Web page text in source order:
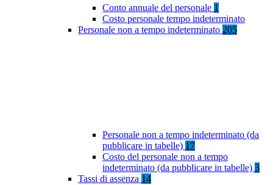
Conto annuale del personale 1
Costo personale tempo indeterminato
Personale non a tempo indeterminato 205
Personale non a tempo indeterminato (da
pubblicare in tabelle) 17
Costo del personale non a tempo
indeterminato (da pubblicare in tabelle) 3
Tassi di assenza 14